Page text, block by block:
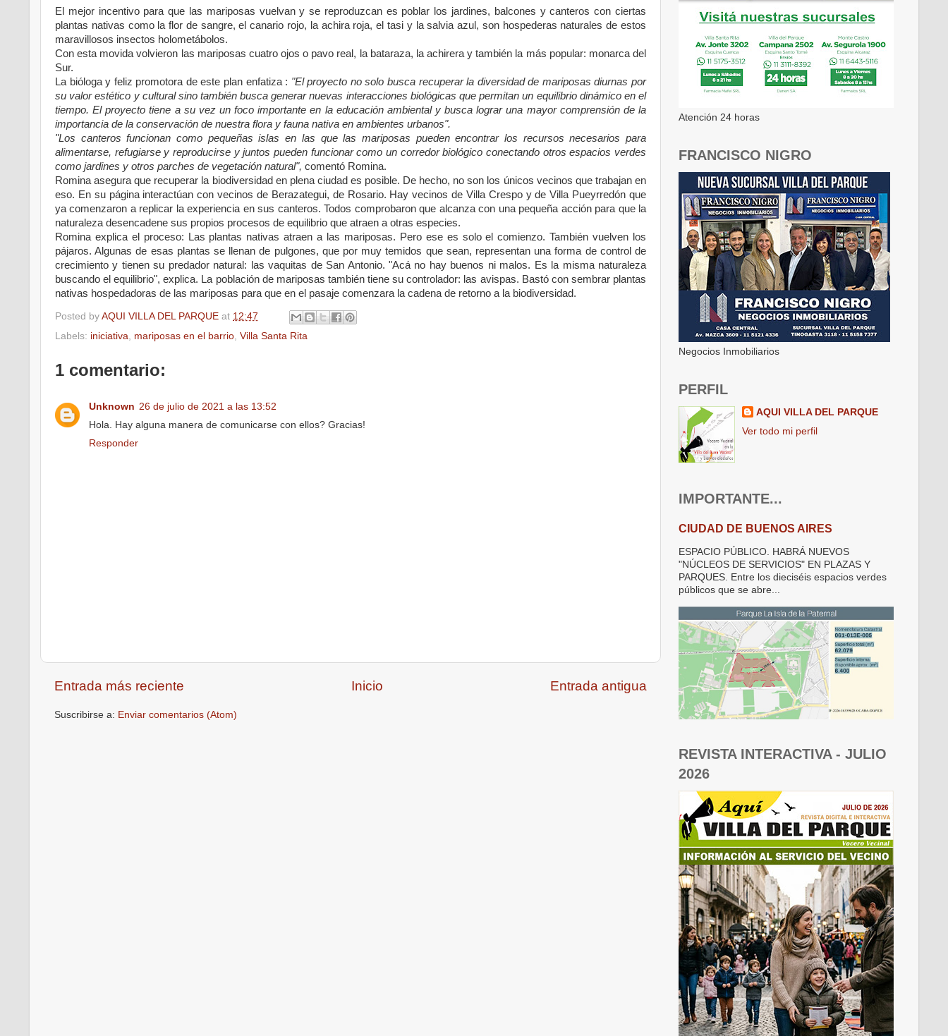
El mejor incentivo para que las mariposas vuelvan y se reproduzcan es poblar los jardines, balcones y canteros con ciertas
plantas nativas como la flor de sangre, el canario rojo, la achira roja, el tasi y la salvia azul, son hospederas naturales de estos
maravillosos insectos holometábolos.
Con esta movida volvieron las mariposas cuatro ojos o pavo real, la bataraza, la achirera y también la más popular: monarca del
Sur.
La bióloga y feliz promotora de este plan enfatiza : "El proyecto no solo busca recuperar la diversidad de mariposas diurnas por
su valor estético y cultural sino también busca generar nuevas interacciones biológicas que permitan un equilibrio dinámico en el
tiempo. El proyecto tiene a su vez un foco importante en la educación ambiental y busca lograr una mayor comprensión de la
importancia de la conservación de nuestra flora y fauna nativa en ambientes urbanos".
"Los canteros funcionan como pequeñas islas en las que las mariposas pueden encontrar los recursos necesarios para
alimentarse, refugiarse y reproducirse y juntos pueden funcionar como un corredor biológico conectando otros espacios verdes
como jardines y otros parches de vegetación natural", comentó Romina.
Romina asegura que recuperar la biodiversidad en plena ciudad es posible. De hecho, no son los únicos vecinos que trabajan en
eso. En su página interactúan con vecinos de Berazategui, de Rosario. Hay vecinos de Villa Crespo y de Villa Pueyrredón que
ya comenzaron a replicar la experiencia en sus canteros. Todos comprobaron que alcanza con una pequeña acción para que la
naturaleza desencadene sus propios procesos de equilibrio que atraen a otras especies.
Romina explica el proceso: Las plantas nativas atraen a las mariposas. Pero ese es solo el comienzo. También vuelven los
pájaros. Algunas de esas plantas se llenan de pulgones, que por muy temidos que sean, representan una forma de control de
crecimiento y tienen su predador natural: las vaquitas de San Antonio. "Acá no hay buenos ni malos. Es la misma naturaleza
buscando el equilibrio", explica. La población de mariposas también tiene su controlador: las avispas. Bastó con sembrar plantas
nativas hospedadoras de las mariposas para que en el pasaje comenzara la cadena de retorno a la biodiversidad.
Posted by AQUI VILLA DEL PARQUE at 12:47
Labels: iniciativa mariposas en el barrio Villa Santa Rita
1 comentario:
Unknown 26 de julio de 2021 a las 13:52
Hola. Hay alguna manera de comunicarse con ellos? Gracias!
Responder
Entrada más reciente Entrada antigua
Inicio
Suscribirse a: Enviar comentarios (Atom)
Atención 24 horas
FRANCISCO NIGRO
Negocios Inmobiliarios
PERFIL
AQUI VILLA DEL PARQUE
Ver todo mi perfil
IMPORTANTE...
CIUDAD DE BUENOS AIRES
ESPACIO PÚBLICO. HABRÁ NUEVOS
"NÚCLEOS DE SERVICIOS" EN PLAZAS Y
PARQUES. Entre los dieciséis espacios verdes
públicos que se abre...
REVISTA INTERACTIVA - JULIO
2026